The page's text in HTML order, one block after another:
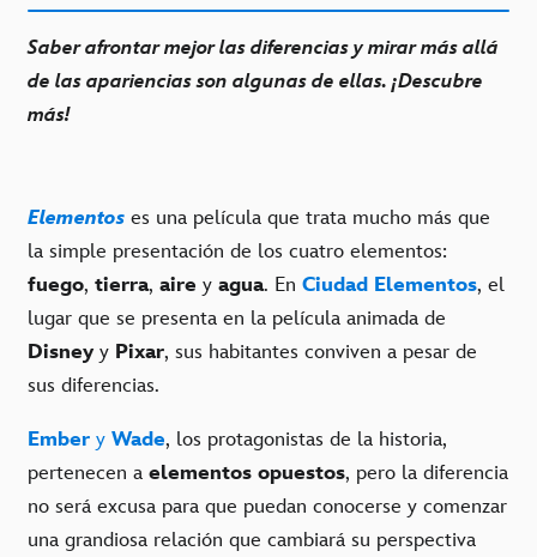
Saber afrontar mejor las diferencias y mirar más allá
de las apariencias son algunas de ellas. ¡Descubre
más!
Elementos es una película que trata mucho más que
la simple presentación de los cuatro elementos:
fuego, tierra, aire y agua. En Ciudad Elementos, el
lugar que se presenta en la película animada de
Disney y Pixar, sus habitantes conviven a pesar de
sus diferencias.
Ember y Wade, los protagonistas de la historia,
pertenecen a elementos opuestos, pero la diferencia
no será excusa para que puedan conocerse y comenzar
una grandiosa relación que cambiará su perspectiva